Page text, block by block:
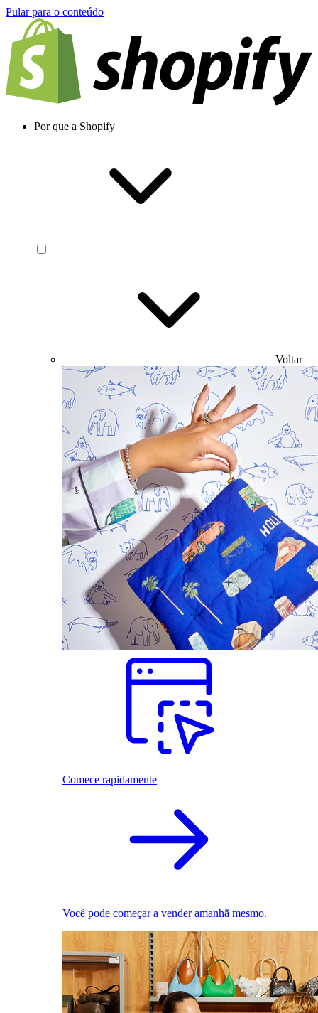
Pular para o conteúdo
Por que a Shopify
Voltar
Comece rapidamente
Você pode começar a vender amanhã mesmo.